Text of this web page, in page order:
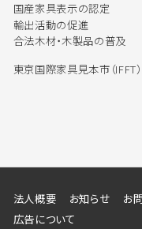
国産家具表示の認定
輸出活動の促進
合法木材・木製品の普及
東京国際家具見本市（IFFT）
法人概要 お知らせ お
広告について